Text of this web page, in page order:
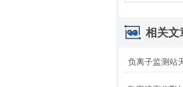
相关文
负离子监测站